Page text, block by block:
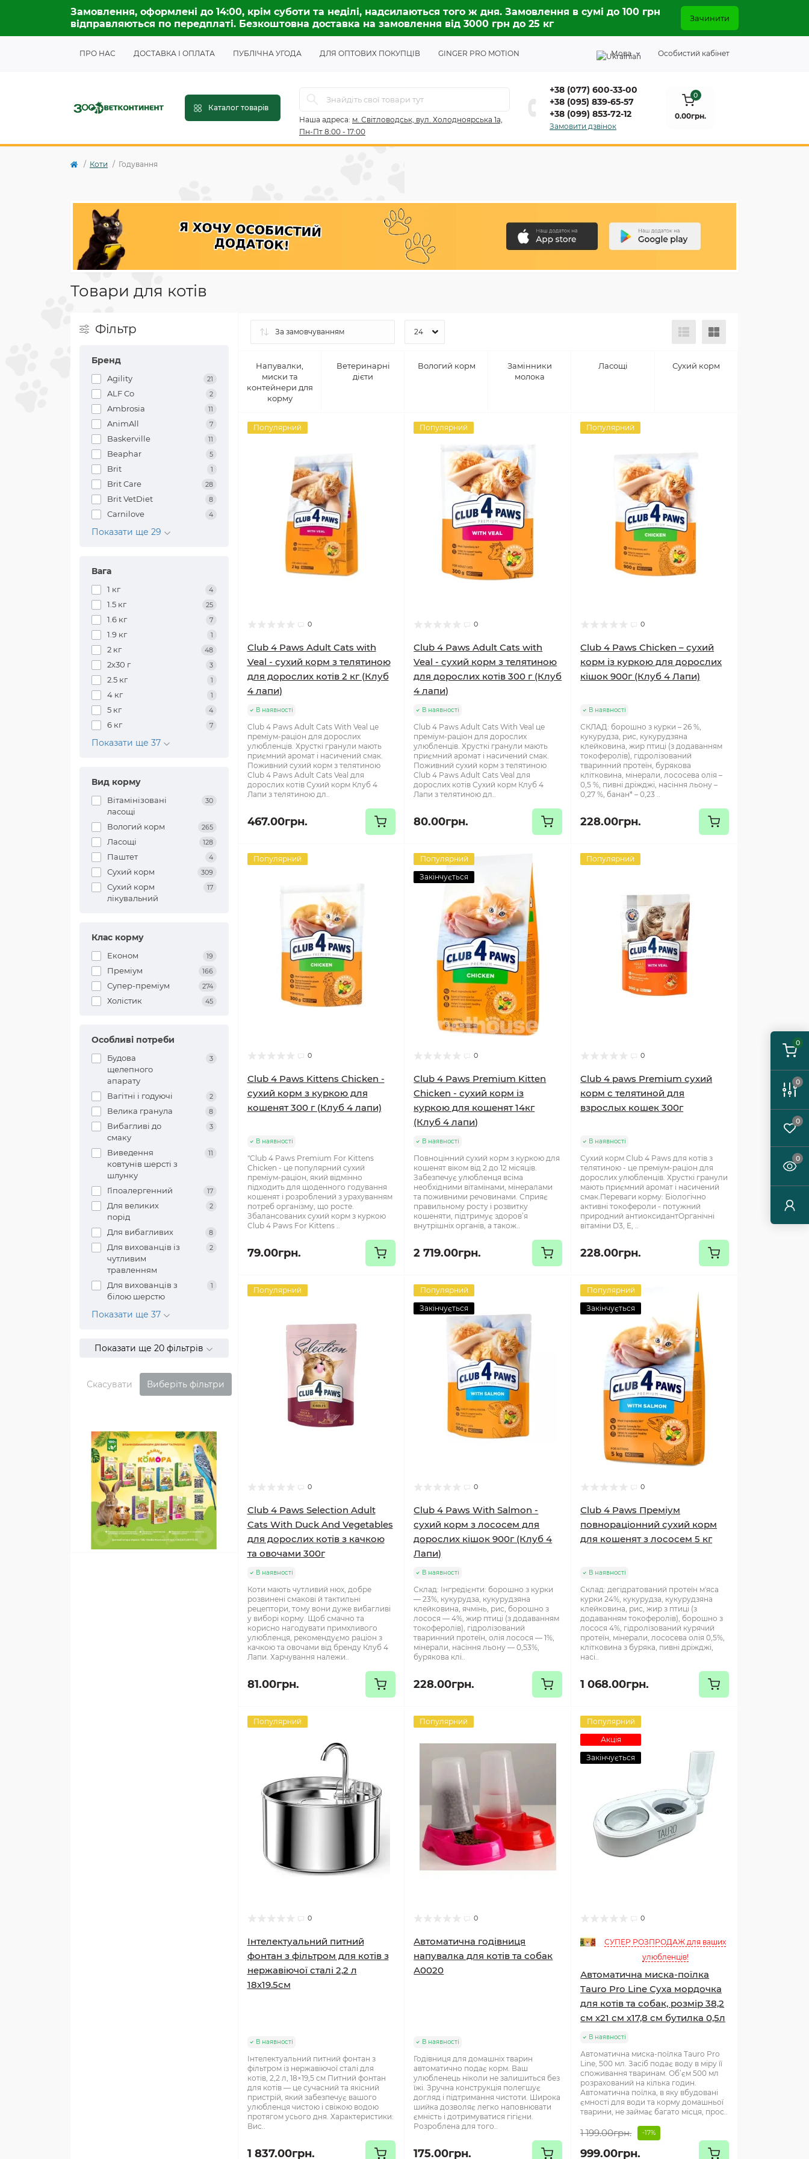
0
0
0
0
Замовлення, оформлені до 14:00, крім суботи та неділі, надсилаються того ж дня. Замовлення в сумі до 100 грн
відправляються по передплаті. Безкоштовна доставка на замовлення від 3000 грн до 25 кг
Зачинити
ПРО НАС ДОСТАВКА І ОПЛАТА ПУБЛІЧНА УГОДА ДЛЯ ОПТОВИХ ПОКУПЦІВ GINGER PRO MOTION Мова Особистий кабінет
Каталог товарів
Наша адреса: м. Світловодськ, вул. Холодноярська 1а,
Пн-Пт 8:00 - 17:00
+38 (077) 600-33-00
+38 (095) 839-65-57
+38 (099) 853-72-12
Замовити дзвінок
0
0.00грн.
Коти Годування
Товари для котів
Фільтр
Бренд
Agility 21
ALF Co 2
Ambrosia 11
AnimAll 7
Baskerville 11
Beaphar 5
Brit 1
Brit Care 28
Brit VetDiet 8
Carnilove 4
Показати ще 29
Вага
1 кг 4
1.5 кг 25
1.6 кг 7
1.9 кг 1
2 кг 48
2х30 г 3
2.5 кг 1
4 кг 1
5 кг 4
6 кг 7
Показати ще 37
Вид корму
Вітамінізовані
ласощі
30
Вологий корм 265
Ласощі 128
Паштет 4
Сухий корм 309
Сухий корм
лікувальний
17
Клас корму
Економ 19
Преміум 166
Супер-преміум 274
Холістик 45
Особливі потреби
Будова
щелепного
апарату
3
Вагітні і годуючі 2
Велика гранула 8
Вибагливі до
смаку
3
Виведення
ковтунів шерсті з
шлунку
11
Гіпоалергенний 17
Для великих
порід
2
Для вибагливих 8
Для вихованців із
чутливим
травленням
2
Для вихованців з
білою шерстю
1
Показати ще 37
Показати ще 20 фільтрів
Скасувати Виберіть фільтри
Напувалки,
миски та
контейнери для
корму
Ветеринарні
дієти
Вологий корм
Замінники
молока
Ласощі Сухий корм
Популярний
0
Club 4 Paws Adult Cats with
Veal - сухий корм з телятиною
для дорослих котів 2 кг (Клуб
4 лапи)
В наявності
Club 4 Paws Adult Cats With Veal це
преміум-раціон для дорослих
улюбленців. Хрусткі гранули мають
приємний аромат і насичений смак.
Поживний сухий корм з телятиною
Club 4 Paws Adult Cats Veal для
дорослих котів Сухий корм Клуб 4
Лапи з телятиною дл..
467.00грн.
Популярний
0
Club 4 Paws Adult Cats with
Veal - сухий корм з телятиною
для дорослих котів 300 г (Клуб
4 лапи)
В наявності
Club 4 Paws Adult Cats With Veal це
преміум-раціон для дорослих
улюбленців. Хрусткі гранули мають
приємний аромат і насичений смак.
Поживний сухий корм з телятиною
Club 4 Paws Adult Cats Veal для
дорослих котів Сухий корм Клуб 4
Лапи з телятиною дл..
80.00грн.
Популярний
0
Club 4 Paws Chicken – сухий
корм із куркою для дорослих
кішок 900г (Клуб 4 Лапи)
В наявності
СКЛАД: борошно з курки – 26 %,
кукурудза, рис, кукурудзяна
клейковина, жир птиці (з додаванням
токоферолів), гідролізований
тваринний протеїн, бурякова
клітковина, мінерали, лососева олія –
0,5 %, пивні дріжджі, насіння льону –
0,27 %, банан* – 0,23 ..
228.00грн.
Популярний
0
Club 4 Paws Kittens Chicken -
cухий корм з куркою для
кошенят 300 г (Клуб 4 лапи)
В наявності
"Club 4 Paws Premium For Kittens
Chicken - це популярний сухий
преміум-раціон, який відмінно
підходить для щоденного годування
кошенят і розроблений з урахуванням
потреб організму, що росте.
Збалансованих сухий корм з куркою
Club 4 Paws For Kittens ..
79.00грн.
Популярний
Закінчується
0
Club 4 Paws Premium Kitten
Chicken - сухий корм із
куркою для кошенят 14кг
(Клуб 4 лапи)
В наявності
Повноцінний сухий корм з куркою для
кошенят віком від 2 до 12 місяців.
Забезпечує улюбленця всіма
необхідними вітамінами, мінералами
та поживними речовинами. Сприяє
правильному росту і розвитку
кошеняти, підтримує здоров’я
внутрішніх органів, а також..
2 719.00грн.
Популярний
0
Club 4 paws Premium сухий
корм с телятиной для
взрослых кошек 300г
В наявності
Сухий корм Club 4 Paws для котів з
телятиною - це преміум-раціон для
дорослих улюбленців. Хрусткі гранули
мають приємний аромат і насичений
смак.Переваги корму: Біологічно
активні токофероли - потужний
природний антиоксидантОрганічні
вітаміни D3, E, ..
228.00грн.
Популярний
0
Club 4 Paws Selection Adult
Cats With Duck And Vegetables
для дорослих котів з качкою
та овочами 300г
В наявності
Коти мають чутливий нюх, добре
розвинені смакові й тактильні
рецептори, тому вони дуже вибагливі
у виборі корму. Щоб смачно та
корисно нагодувати примхливого
улюбленця, рекомендуємо раціон з
качкою та овочами від бренду Клуб 4
Лапи. Харчування належи..
81.00грн.
Популярний
Закінчується
0
Club 4 Paws With Salmon -
сухий корм з лососем для
дорослих кішок 900г (Клуб 4
Лапи)
В наявності
Склад: Інгредієнти: борошно з курки
— 23%, кукурудза, кукурудзяна
клейковина, ячмінь, рис, борошно з
лосося — 4%, жир птиці (з додаванням
токоферолів), гідролізований
тваринний протеїн, олія лосося — 1%,
мінерали, насіння льону — 0,53%,
бурякова клі..
228.00грн.
Популярний
Закінчується
0
Club 4 Paws Преміум
повнораціонний сухий корм
для кошенят з лососем 5 кг
В наявності
Склад: дегідратований протеїн м'яса
курки 24%, кукурудза, кукурудзяна
клейковина, рис, жир з птиці (з
додаванням токоферолів), борошно з
лосося 4%, гідролізований курячий
протеїн, мінерали, лососева олія 0,5%,
клітковина з буряка, пивні дріжджі,
насі..
1 068.00грн.
Популярний
0
Інтелектуальний питний
фонтан з фільтром для котів з
нержавіючої сталі 2,2 л
18х19.5см
В наявності
Інтелектуальний питний фонтан з
фільтром із нержавіючої сталі для
котів, 2,2 л, 18×19,5 см Питний фонтан
для котів — це сучасний та якісний
пристрій, який забезпечує вашого
улюбленця чистою і свіжою водою
протягом усього дня. Характеристики:
Вис..
1 837.00грн.
Популярний
0
Автоматична годівниця
напувалка для котів та собак
А0020
В наявності
Годівниця для домашніх тварин
автоматично подає корм. Ваш
улюбленець ніколи не залишиться без
їжі. Зручна конструкція полегшує
догляд і підтримання чистоти. Широка
шийка дозволяє легко наповнювати
ємність і дотримуватися гігієни.
Розроблена для того..
175.00грн.
Популярний
Акція
Закінчується
0
СУПЕР РОЗПРОДАЖ для ваших
улюбленців!
Автоматична миска-поїлка
Tauro Pro Line Суха мордочка
для котів та собак, розмір 38,2
см х21 см х17,8 см бутилка 0,5л
В наявності
Автоматична миска-поїлка Tauro Pro
Line, 500 мл. Засіб подає воду в міру її
споживання тваринам. Об’єм 500 мл
розрахований на кілька годин.
Автоматична поїлка, в яку вбудовані
ємності для води та корму домашньої
тварини, не займає багато місця, прос..
1 199.00грн. -17%
999.00грн.